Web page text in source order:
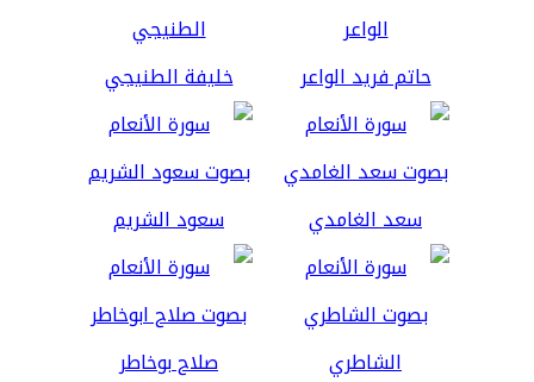
حاتم فريد الواعر خليفة الطنيجي
سعد الغامدي سعود الشريم
الشاطري صلاح بوخاطر